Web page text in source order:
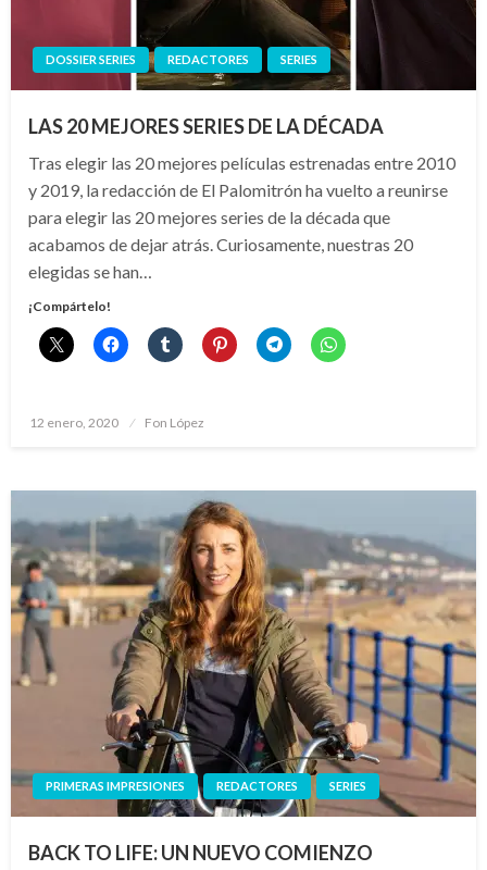
DOSSIER SERIES REDACTORES SERIES
LAS 20 MEJORES SERIES DE LA DÉCADA
Tras elegir las 20 mejores películas estrenadas entre 2010
y 2019, la redacción de El Palomitrón ha vuelto a reunirse
para elegir las 20 mejores series de la década que
acabamos de dejar atrás. Curiosamente, nuestras 20
elegidas se han…
¡Compártelo!
Publicado
12 enero, 2020 Fon López
PRIMERAS IMPRESIONES REDACTORES SERIES
BACK TO LIFE: UN NUEVO COMIENZO